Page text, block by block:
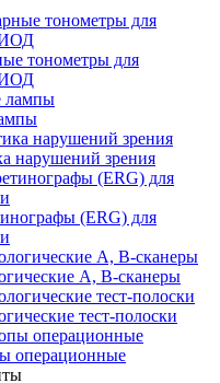
тонометры для
ИОД
нарушений зрения
(ERG) для
A, B-сканеры
тест-полоски
операционные